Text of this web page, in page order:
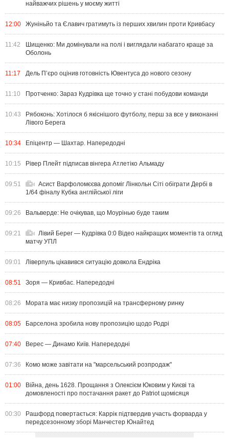
найважчих рішень у моєму житті
12:00 Жуніньйо та Єлавич гратимуть із перших хвилин проти Кривбасу
11:42
Шищенко: Ми домінували на полі і виглядали набагато краще за
Оболонь
11:17 Дель П’єро оцінив готовність Ювентуса до нового сезону
11:10 Протченко: Зараз Кудрівка ще точно у стані побудови команди
10:43
Рябоконь: Хотілося б якіснішого футболу, перш за все у виконанні
Лівого Берега
10:34 Епіцентр — Шахтар. Напередодні
10:15 Рівер Плейт підписав вінгера Атлетіко Альмаду
09:51
Асист Варфоломєєва допоміг Лінкольн Сіті обіграти Дербі в
1/64 фіналу Кубка англійської ліги
09:26 Вальверде: Не очікував, що Моурінью буде таким
09:21
Лівий Берег — Кудрівка 0:0 Відео найкращих моментів та огляд
матчу УПЛ
09:01 Ліверпуль цікавився ситуацію довкола Ендріка
08:51 Зоря — Кривбас. Напередодні
08:26 Мората має низку пропозицій на трансферному ринку
08:05 Барселона зробила нову пропозицію щодо Родрі
07:40 Верес — Динамо Київ. Напередодні
07:36 Комо може завітати на "марсельський розпродаж"
01:00
Війна, день 1628. Прощання з Олексієм Юковим у Києві та
домовленості про постачання ракет до Patriot щомісяця
00:30
Рашфорд повертається: Каррік підтвердив участь форварда у
передсезонному зборі Манчестер Юнайтед